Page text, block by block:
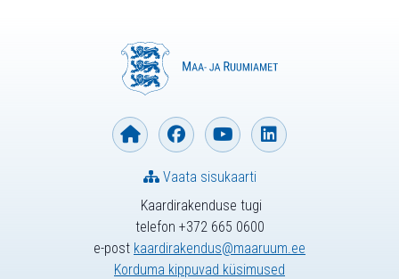
Kaardirakenduse tugi
telefon +372 665 0600
e-post kaardirakendus@maaruum.ee
Korduma kippuvad küsimused
Vaata sisukaarti